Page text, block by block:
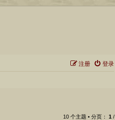
登录
注册
10 个主题 • 分页： 1 /